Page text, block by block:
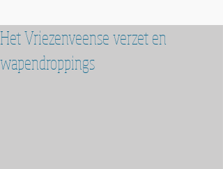
Het Vriezenveense verzet en
wapendroppings